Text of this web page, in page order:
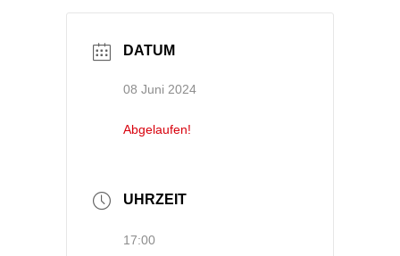
DATUM
08 Juni 2024
Abgelaufen!
UHRZEIT
17:00